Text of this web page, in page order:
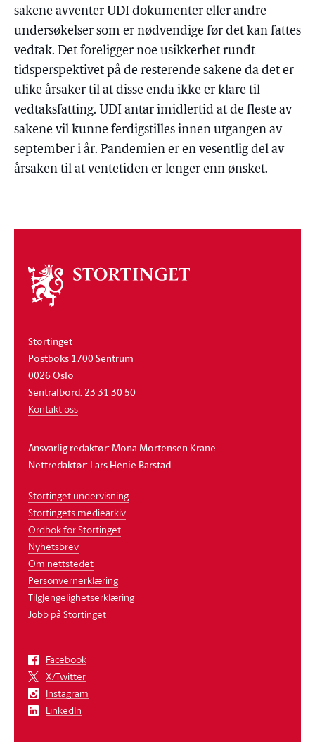
sakene avventer UDI dokumenter eller andre
undersøkelser som er nødvendige før det kan fattes
vedtak. Det foreligger noe usikkerhet rundt
tidsperspektivet på de resterende sakene da det er
ulike årsaker til at disse enda ikke er klare til
vedtaksfatting. UDI antar imidlertid at de fleste av
sakene vil kunne ferdigstilles innen utgangen av
september i år. Pandemien er en vesentlig del av
årsaken til at ventetiden er lenger enn ønsket.
Om
stortinget
Stortinget
Postboks 1700 Sentrum
0026 Oslo
Sentralbord: 23 31 30 50
Kontakt oss
Ansvarlig redaktør: Mona Mortensen Krane
Nettredaktør: Lars Henie Barstad
Stortinget undervisning
Stortingets mediearkiv
Ordbok for Stortinget
Nyhetsbrev
Om nettstedet
Personvernerklæring
Tilgjengelighetserklæring
Jobb på Stortinget
Facebook
X/Twitter
Instagram
LinkedIn